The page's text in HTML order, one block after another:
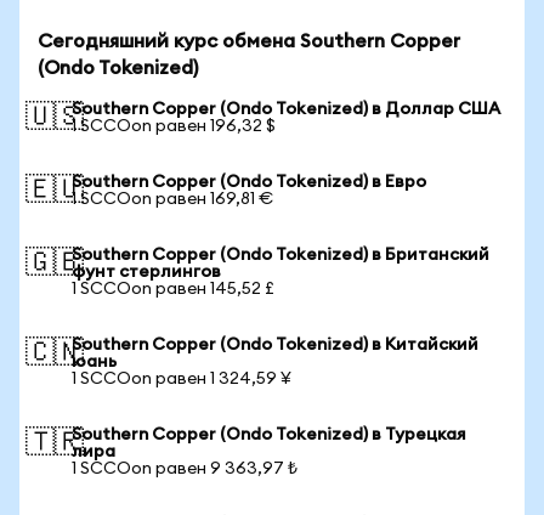
Сегодняшний курс обмена Southern Copper
(Ondo Tokenized)
🇺🇸Southern Copper (Ondo Tokenized) в Доллар США
1 SCCOon равен 196,32 $
🇪🇺Southern Copper (Ondo Tokenized) в Евро
1 SCCOon равен 169,81 €
🇬🇧Southern Copper (Ondo Tokenized) в Британский
фунт стерлингов
1 SCCOon равен 145,52 £
🇨🇳Southern Copper (Ondo Tokenized) в Китайский
юань
1 SCCOon равен 1 324,59 ¥
🇹🇷Southern Copper (Ondo Tokenized) в Турецкая
лира
1 SCCOon равен 9 363,97 ₺